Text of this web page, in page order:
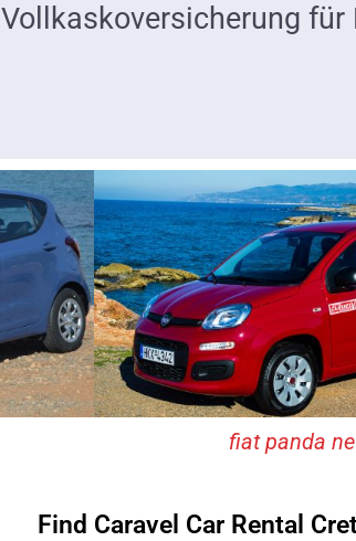
Vollkaskoversicherung für
fiat panda
Find Caravel Car Rental